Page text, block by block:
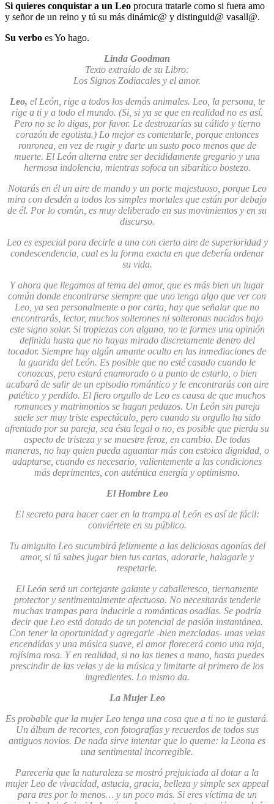
Si quieres conquistar a un Leo procura tratarle como si fuera amo
y señor de un reino y tú su más dinámic@ y distinguid@ vasall@.
Su verbo es Yo hago.
Linda Goodman
Texto extraído de su Libro:
Los Signos Zodiacales y el amor.
Leo, el León, rige a todos los demás animales. Leo, la persona, te
rige a ti y a todo el mundo. (Si, si ya se que en realidad no es así.
Pero no se lo digas, por favor. Le destrozarías su cálido y tierno
corazón de egotista.) Lo mejor es contentarle, porque entonces
ronronea, en vez de rugir y darte un susto poco menos que de
muerte. El León alterna entre ser decididamente gregario y una
hermosa indolencia, mientras sofoca un sibarítico bostezo.
Notarás en él un aire de mando y un porte majestuoso, porque Leo
mira con desdén a todos los simples mortales que están por debajo
de él. Por lo común, es muy deliberado en sus movimientos y en su
discurso.
Leo es especial para decirle a uno con cierto aire de superioridad y
condescendencia, cual es la forma exacta en que debería ordenar
su vida.
Y ahora que llegamos al tema del amor, que es más bien un lugar
común donde encontrarse siempre que uno tenga algo que ver con
Leo, ya sea personalmente o por carta, hay que señalar que no
encontrarás, lector, muchos solterones ni solteronas nacidos bajo
este signo solar. Si tropiezas con alguno, no te formes una opinión
definida hasta que no hayas mirado discretamente dentro del
tocador. Siempre hay algún amante oculto en las inmediaciones de
la guarida del León. Es posible que no esté casado cuando le
conozcas, pero estará enamorado o a punto de estarlo, o bien
acabará de salir de un episodio romántico y le encontrarás con aire
patético y perdido. El fiero orgullo de Leo es causa de que muchos
romances y matrimonios se hagan pedazos. Un León sin pareja
suele ser muy triste espectáculo, pero cuando su orgullo ha sido
afrentado por su pareja, sea ésta legal o no, es posible que pierda su
aspecto de tristeza y se muestre feroz, en cambio. De todas
maneras, no hay quien pueda aguantar más con estoica dignidad, o
adaptarse, cuando es necesario, valientemente a las condiciones
más deprimentes, con auténtica energía y optimismo.
El Hombre Leo
El secreto para hacer caer en la trampa al León es así de fácil:
conviértete en su público.
Tu amiguito Leo sucumbirá felizmente a las deliciosas agonías del
amor, si tú sabes jugar bien tus cartas, adorarle, halagarle y
respetarle.
El León será un cortejante galante y caballeresco, tiernamente
protector y sentimentalmente afectuoso. No necesitarás tenderle
muchas trampas para inducirle a románticas osadías. Se podría
decir que Leo está dotado de un potencial de pasión instantánea.
Con tener la oportunidad y agregarle -bien mezcladas- unas velas
encendidas y una música suave, el amor florecerá como una roja,
rojísima rosa. Y en realidad, si no las tienes a mano, hasta puedes
prescindir de las velas y de la música y limitarte al primero de los
ingredientes. Lo mismo da.
La Mujer Leo
Es probable que la mujer Leo tenga una cosa que a ti no te gustará.
Un álbum de recortes, con fotografías y recuerdos de todos sus
antiguos novios. De nada sirve intentar que lo queme: la Leona es
una sentimental incorregible.
Parecería que la naturaleza se mostró prejuiciada al dotar a la
mujer Leo de vivacidad, astucia, gracia, belleza y simple sex appeal
para tres por lo menos… y un poco más. Si eres víctima de un